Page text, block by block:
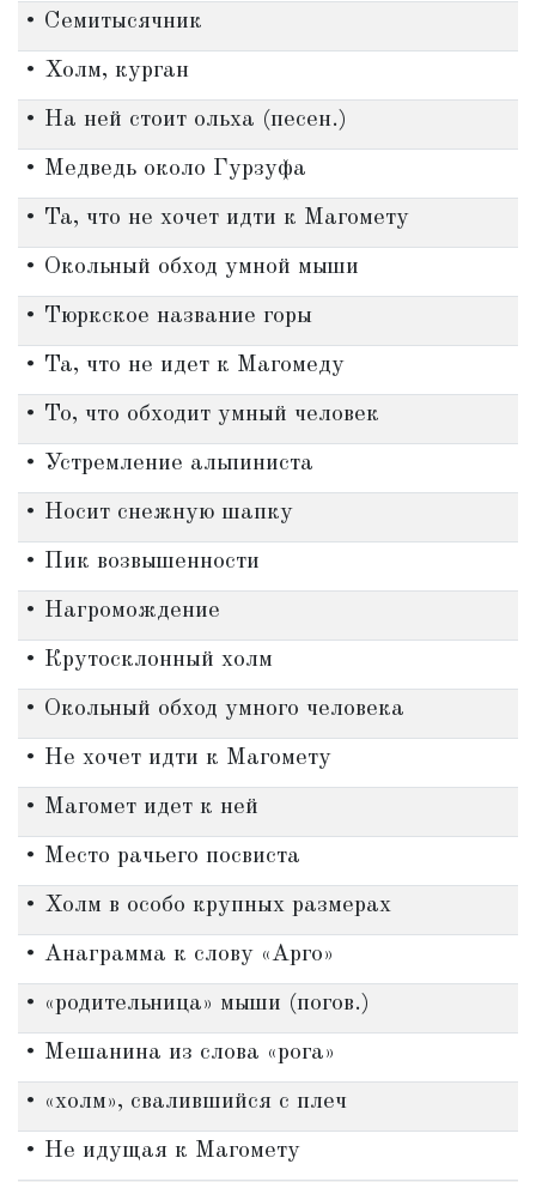
• Семитысячник
• Холм, курган
• На ней стоит ольха (песен.)
• Медведь около Гурзуфа
• Та, что не хочет идти к Магомету
• Окольный обход умной мыши
• Тюркское название горы
• Та, что не идет к Магомеду
• То, что обходит умный человек
• Устремление альпиниста
• Носит снежную шапку
• Пик возвышенности
• Нагромождение
• Крутосклонный холм
• Окольный обход умного человека
• Не хочет идти к Магомету
• Магомет идет к ней
• Место рачьего посвиста
• Холм в особо крупных размерах
• Анаграмма к слову «Арго»
• «родительница» мыши (погов.)
• Мешанина из слова «рога»
• «холм», свалившийся с плеч
• Не идущая к Магомету